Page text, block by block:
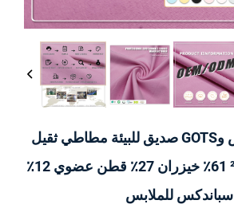
قماش ايكو-تكس وGOTS صديق للبيئة مطاطي ثقيل
الوزن 340 جم/م² 61٪ خيزران 27٪ قطن عضوي 12٪
سباندكس للملابس